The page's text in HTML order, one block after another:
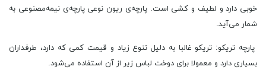
خوبی دارد و لطیف و کشی است. پارچه‌ی ریون نوعی پارچه‌ی نیمه‌مصنوعی به
شمار می‌آید.
پارچه تریکو: تریکو غالبا به دلیل تنوع زیاد و قیمت کمی که دارد،‌ طرفداران
بسیاری دارد و معمولا برای دوخت لباس زیر از آن‌ استفاده می‌شود.